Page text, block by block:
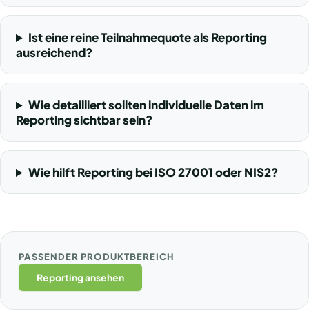
Ist eine reine Teilnahmequote als Reporting
ausreichend?
Wie detailliert sollten individuelle Daten im
Reporting sichtbar sein?
Wie hilft Reporting bei ISO 27001 oder NIS2?
PASSENDER PRODUKTBEREICH
Reporting ansehen